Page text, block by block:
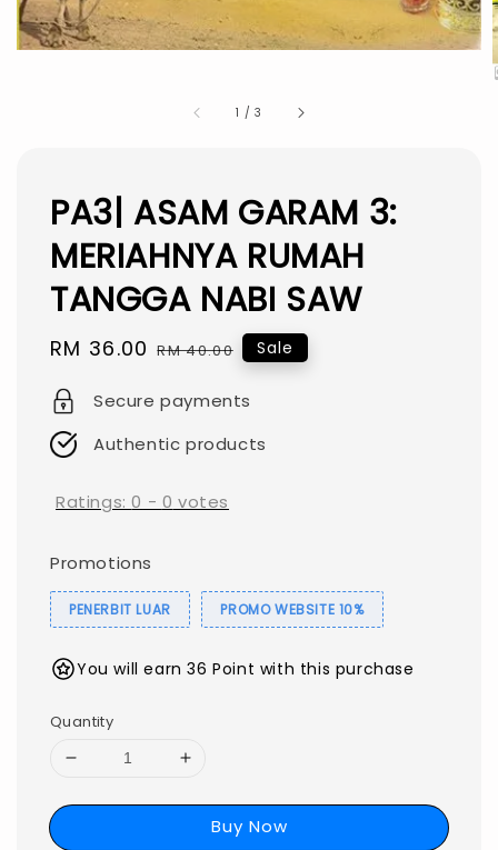
1 /3
PA3| ASAM GARAM 3:
MERIAHNYA RUMAH
TANGGA NABI SAW
Sale
RM 36.00 Regular
RM 40.00 Sale
Secure payments
Authentic products
Ratings:0 - 0 votes
Promotions
PENERBIT LUAR PROMO WEBSITE 10%
You will earn 36 Point with this purchase
Quantity
Buy Now